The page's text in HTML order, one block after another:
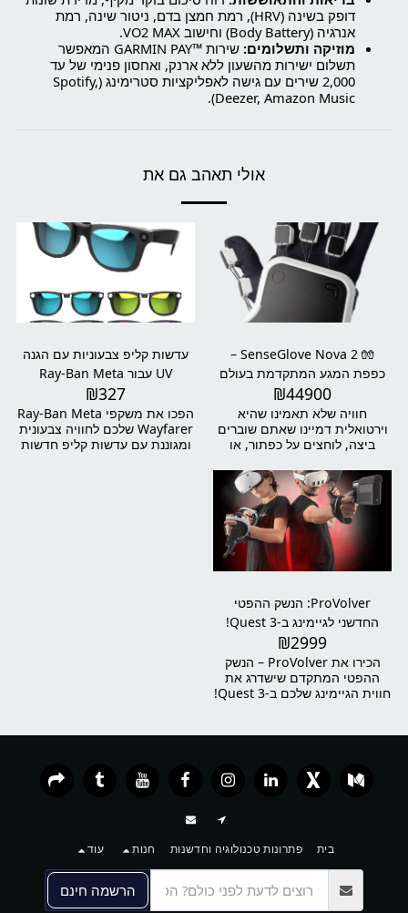
דופק בשינה (HRV), רמת חמצן בדם, ניטור שינה, רמת
אנרגיה (Body Battery) וחישוב VO2 MAX.
מוזיקה ותשלומים:
שירות ™GARMIN PAY המאפשר
תשלום ישירות מהשעון ללא ארנק, ואחסון פנימי של עד
2,000 שירים עם גישה לאפליקציות סטרימינג (Spotify,
Deezer, Amazon Music).
אולי תאהב גם את
🧤 SenseGlove Nova 2 –
כפפת המגע המתקדמת בעולם
למציאות מדומה
₪44900
חוויה שלא תאמינו שהיא
וירטואלית דמיינו שאתם שוברים
ביצה, לוחצים על כפתור, או
מדומה. עם SenseGlove Nova
2, תרגישו כל אובייקט וירטואלי
כאילו הוא אמיתי – כולל לחץ בכף
היד, התנגדות באצבעות, ורטט
מדויק. זו לא עוד כפפת VR – זו
טכנולוגיה שתשנה את הדרך בה
אתם מתאמנים, חוקרים,
עדשות קליפ צבעוניות עם הגנה
UV עבור Ray-Ban Meta
Wayfarer
₪327
הפכו את משקפי Ray-Ban Meta
Wayfarer שלכם לחוויה צבעונית
ומגוננת עם עדשות קליפ חדשות
ProVolver: הנשק ההפטי
החדשני לגיימינג ב-Quest 3!
₪2999
הכירו את ProVolver – הנשק
ההפטי המתקדם שישדרג את
חווית הגיימינג שלכם ב-Quest 3!
אינטראקטיבית ומרגשת כאילו
הארגונומי והקל מאפשרים נוחות
מירבית בזמן המשחק, והביצועים
ואיכותי עם מערכת ה-Quest 3.
ותהנו מחוויות בלתי נשכחות עם
בית פתרונות טכנולוגיה וחדשנות חנות עוד
הרשמה חינם